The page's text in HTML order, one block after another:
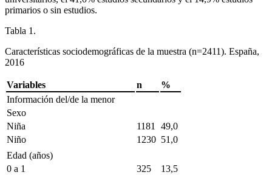
primarios o sin estudios.
Tabla 1.
Características sociodemográficas de la muestra (n=2411). España,
2016
Variables n
%
Información del/de la menor
Sexo
Niña
1181
49,0
Niño
1230 51,0
Edad (años)
0 a 1
325
13,5